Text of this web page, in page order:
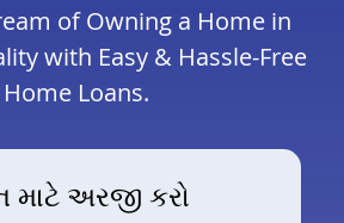
of Owning a Home in
with Easy & Hassle-Free
Home Loans.
માટે અરજી કરો